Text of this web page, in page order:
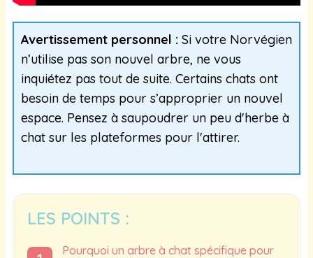
Avertissement personnel : Si votre Norvégien
n’utilise pas son nouvel arbre, ne vous
inquiétez pas tout de suite. Certains chats ont
besoin de temps pour s’approprier un nouvel
espace. Pensez à saupoudrer un peu d'herbe à
chat sur les plateformes pour l'attirer.
LES POINTS :
Pourquoi un arbre à chat spécifique pour